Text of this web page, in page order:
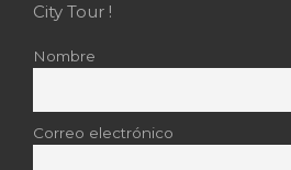
City Tour !
Nombre
Correo electrónico